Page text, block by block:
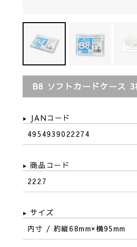
B8 ソフトカードケース 3
JANコード
4954939022274
商品コード
2227
サイズ
内寸 / 約縦68mm×横95mm